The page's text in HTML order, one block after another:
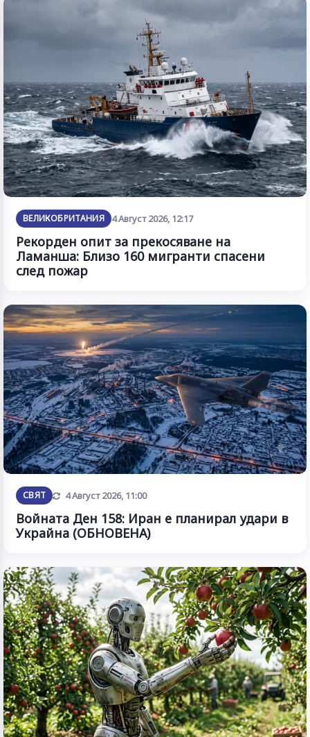
ВЕЛИКОБРИТАНИЯ 4 Август 2026, 12:17
Рекорден опит за прекосяване на
Ламанша: Близо 160 мигранти спасени
след пожар
СВЯТ Обновена
4 Август 2026, 11:00
Войната Ден 158: Иран е планирал удари в
Украйна (ОБНОВЕНА)